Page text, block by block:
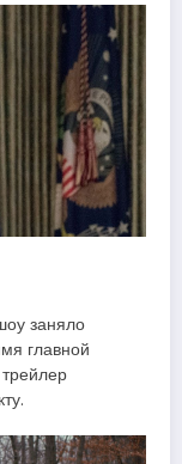
заняло
главной